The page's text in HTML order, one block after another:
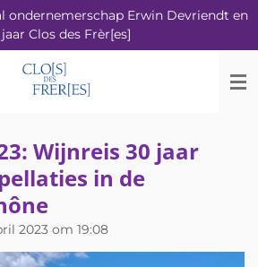
ondernemerschap Erwin Devriendt en
Clos des Frèr[es]
Wijnreis 30 jaar
in de
2023 om 19:08